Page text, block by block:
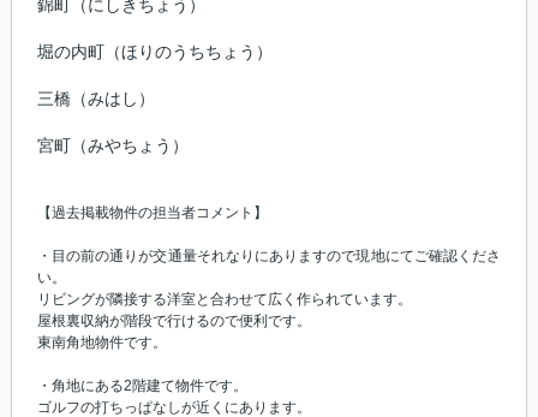
錦町（にしきちょう）
堀の内町（ほりのうちちょう）
三橋（みはし）
宮町（みやちょう）
【過去掲載物件の担当者コメント】
・目の前の通りが交通量それなりにありますので現地にてご確認くださ
い。
リビングが隣接する洋室と合わせて広く作られています。
屋根裏収納が階段で行けるので便利です。
東南角地物件です。
・角地にある2階建て物件です。
ゴルフの打ちっぱなしが近くにあります。